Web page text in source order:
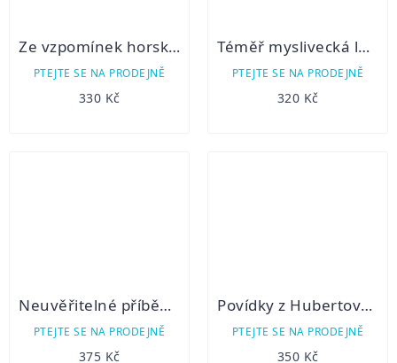
Ze vzpomínek horského lesníka a myslivce
PTEJTE SE NA PRODEJNĚ
330 Kč
Téměř myslivecká latina
PTEJTE SE NA PRODEJNĚ
320 Kč
Neuvěřitelné příběhy myslivecké
PTEJTE SE NA PRODEJNĚ
375 Kč
Povídky z Hubertovy mošny
PTEJTE SE NA PRODEJNĚ
350 Kč